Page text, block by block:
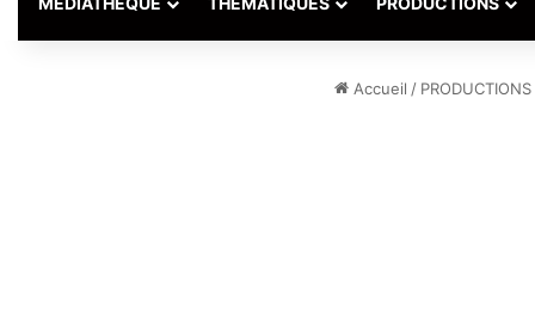
Accueil / PRODUCTIONS